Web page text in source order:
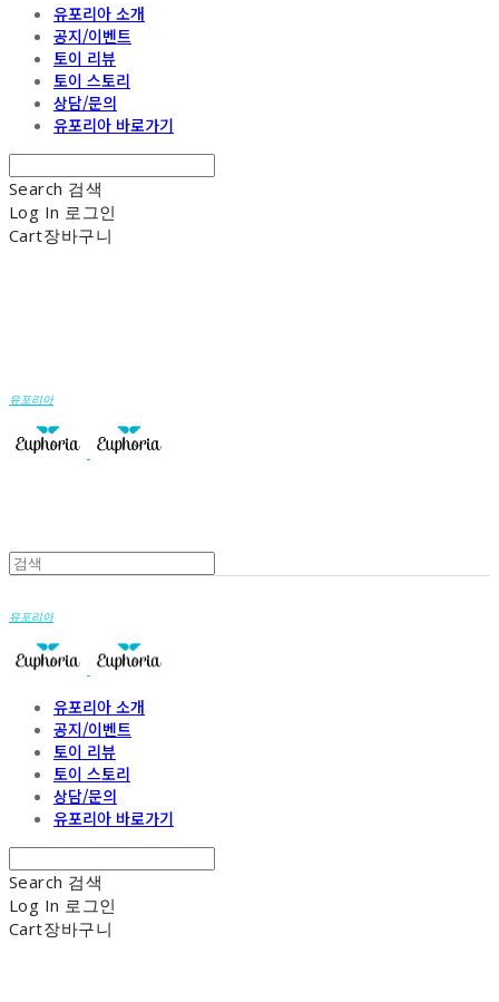
유포리아 소개
공지/이벤트
토이 리뷰
토이 스토리
상담/문의
유포리아 바로가기
Search 검색
Log In 로그인
Cart장바구니
유포리아
유포리아
유포리아 소개
공지/이벤트
토이 리뷰
토이 스토리
상담/문의
유포리아 바로가기
Search 검색
Log In 로그인
Cart장바구니